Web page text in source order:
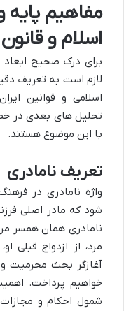
مفاهیم پایه
اسلام و قانون
برای درک صحیح
لازم است به تعریف
اسلامی و قوانین
تحلیل های بعدی در
با این موضوع هستند.
تعریف نامادری
واژه نامادری در
شود که مادر اصلی
نامادری همان همسر
مرد، از ازدواج قبلی
آغازگر بحث محرمیت
خواهیم پرداخت.
شمول احکام و